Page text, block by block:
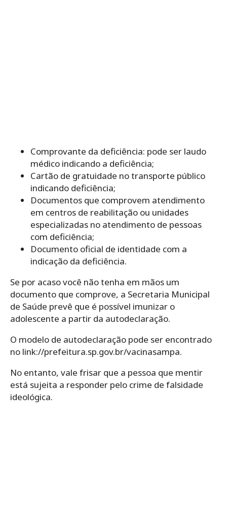
Comprovante da deficiência: pode ser laudo
médico indicando a deficiência;
Cartão de gratuidade no transporte público
indicando deficiência;
Documentos que comprovem atendimento
em centros de reabilitação ou unidades
especializadas no atendimento de pessoas
com deficiência;
Documento oficial de identidade com a
indicação da deficiência.
Se por acaso você não tenha em mãos um
documento que comprove, a Secretaria Municipal
de Saúde prevê que é possível imunizar o
adolescente a partir da autodeclaração.
O modelo de autodeclaração pode ser encontrado
no link://prefeitura.sp.gov.br/vacinasampa.
No entanto, vale frisar que a pessoa que mentir
está sujeita a responder pelo crime de falsidade
ideológica.